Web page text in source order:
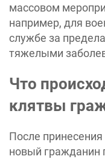
массовом
например, для
службе за
тяжелыми
Что
клятвы
После
новый гражданин